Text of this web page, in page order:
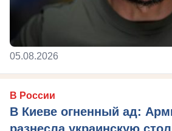
05.08.2026
В России
В Киеве огненный ад: